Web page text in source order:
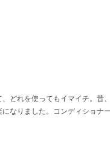
どれを使ってもイマイチ。昔
なりました。コンディショナ